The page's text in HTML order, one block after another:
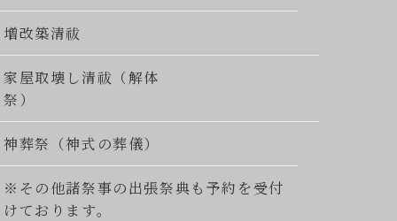
増改築清祓
家屋取壊し清祓（解体
祭）
神葬祭（神式の葬儀）
※その他諸祭事の出張祭典も予約を受付
けております。